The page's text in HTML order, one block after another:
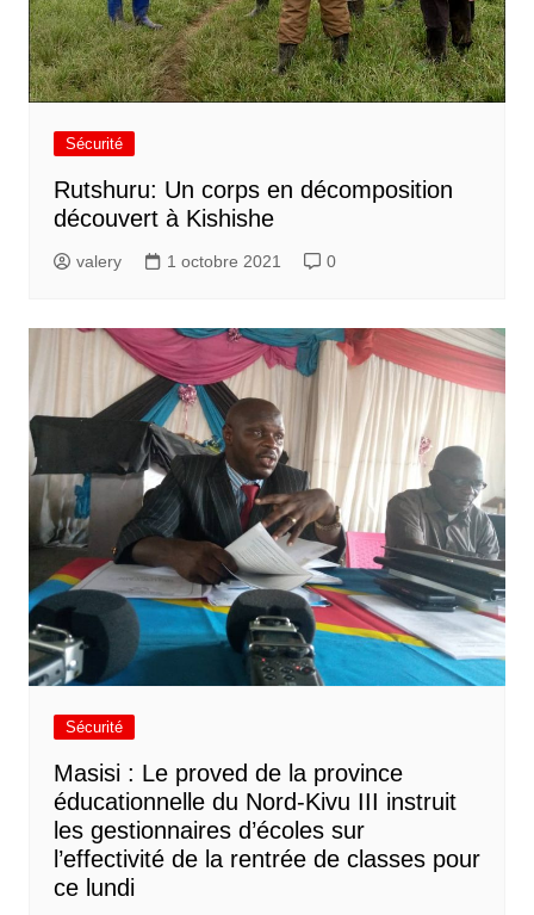
Sécurité
Rutshuru: Un corps en décomposition
découvert à Kishishe
valery 1 octobre 2021 0
Sécurité
Masisi : Le proved de la province
éducationnelle du Nord-Kivu III instruit
les gestionnaires d’écoles sur
l’effectivité de la rentrée de classes pour
ce lundi